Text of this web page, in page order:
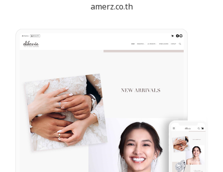
amerz.co.th